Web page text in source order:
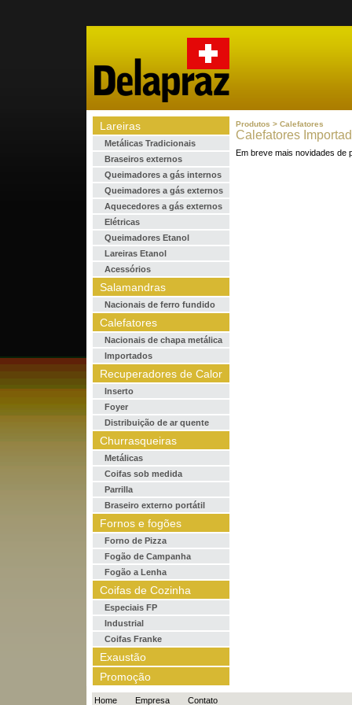
Lareiras
Metálicas Tradicionais
Braseiros externos
Queimadores a gás internos
Queimadores a gás externos
Aquecedores a gás externos
Elétricas
Queimadores Etanol
Lareiras Etanol
Acessórios
Salamandras
Nacionais de ferro fundido
Calefatores
Nacionais de chapa metálica
Importados
Recuperadores de Calor
Inserto
Foyer
Distribuição de ar quente
Churrasqueiras
Metálicas
Coifas sob medida
Parrilla
Braseiro externo portátil
Fornos e fogões
Forno de Pizza
Fogão de Campanha
Fogão a Lenha
Coifas de Cozinha
Especiais FP
Industrial
Coifas Franke
Exaustão
Promoção
Produtos > Calefatores
Calefatores
Em breve mais novidades de
Home Empresa Contato